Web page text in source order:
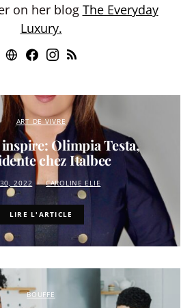
on her blog The Everyday
Luxury.
ART DE VIVRE
Olimpia Testa,
chez Italbec
2022 CAROLINE ELIE
LIRE L'ARTICLE
BOUFFE